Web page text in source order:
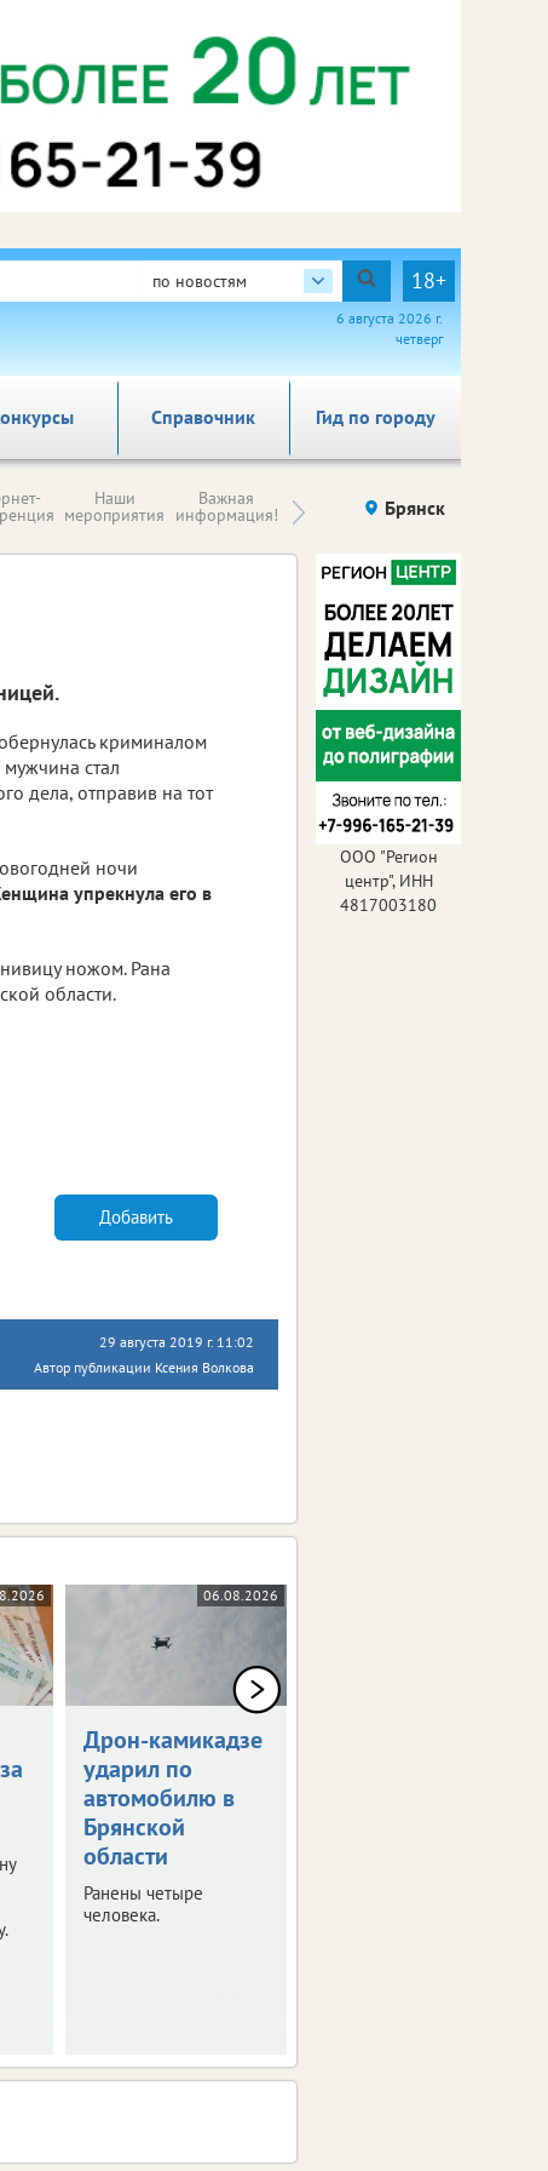
по новостям 18+
6 августа 2026 г.
четверг
Справочник Гид по городу
Наши
мероприятия
Важная
информация! Происшествия Здоровье
Брянск
криминалом
стал
дела, отправив на тот
ночи
упрекнула его в
ножом. Рана
области.
Добавить
29 августа 2019 г. 11:02
Автор публикации Ксения Волкова
06.08.2026
Дрон-камикадзе
ударил по
автомобилю в
Брянской
области
Ранены четыре
человека.
ООО "Регион
центр", ИНН
4817003180